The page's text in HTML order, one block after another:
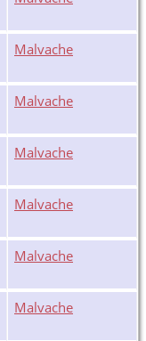
Malvache
Malvache
Malvache
Malvache
Malvache
Malvache